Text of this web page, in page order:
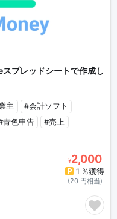
プレッドシートで作成し
主
#会計ソフト
青色申告
#売上
¥2,000
1 %獲得
(20 円相当)